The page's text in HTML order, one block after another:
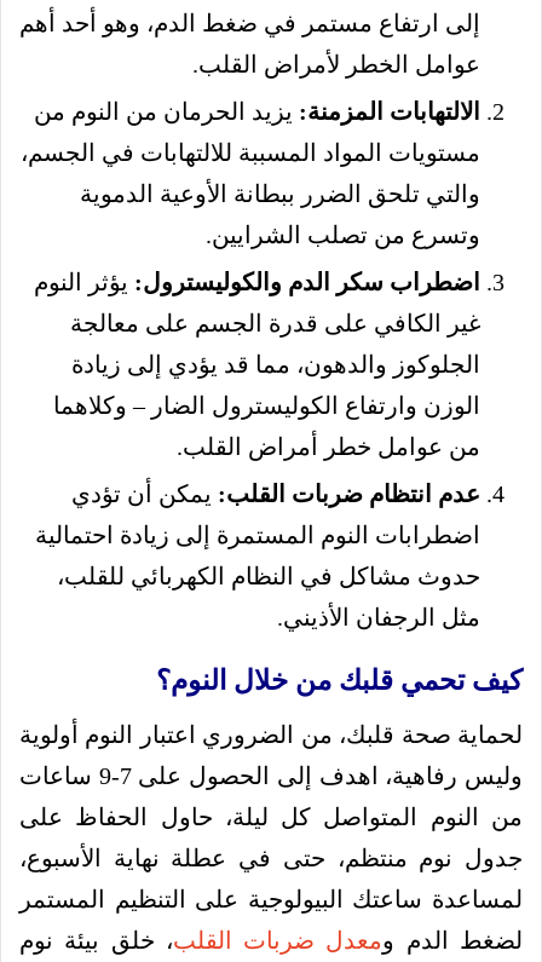
إلى ارتفاع مستمر في ضغط الدم، وهو أحد أهم
عوامل الخطر لأمراض القلب.
الالتهابات المزمنة: يزيد الحرمان من النوم من
مستويات المواد المسببة للالتهابات في الجسم،
والتي تلحق الضرر ببطانة الأوعية الدموية
وتسرع من تصلب الشرايين.
اضطراب سكر الدم والكوليسترول: يؤثر النوم
غير الكافي على قدرة الجسم على معالجة
الجلوكوز والدهون، مما قد يؤدي إلى زيادة
الوزن وارتفاع الكوليسترول الضار – وكلاهما
من عوامل خطر أمراض القلب.
عدم انتظام ضربات القلب: يمكن أن تؤدي
اضطرابات النوم المستمرة إلى زيادة احتمالية
حدوث مشاكل في النظام الكهربائي للقلب،
مثل الرجفان الأذيني.
كيف تحمي قلبك من خلال النوم؟
لحماية صحة قلبك، من الضروري اعتبار النوم أولوية
وليس رفاهية، اهدف إلى الحصول على 7-9 ساعات
من النوم المتواصل كل ليلة، حاول الحفاظ على
جدول نوم منتظم، حتى في عطلة نهاية الأسبوع،
لمساعدة ساعتك البيولوجية على التنظيم المستمر
لضغط الدم ومعدل ضربات القلب، خلق بيئة نوم